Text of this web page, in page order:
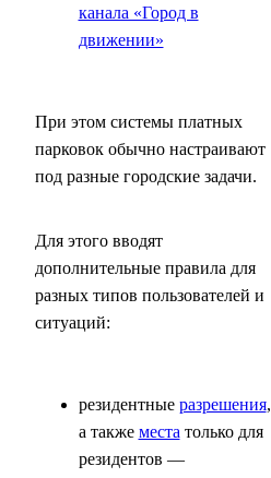
канала «Город в
движении»
При этом системы платных
парковок обычно настраивают
под разные городские задачи.
Для этого вводят
дополнительные правила для
разных типов пользователей и
ситуаций:
резидентные разрешения,
а также места только для
резидентов —